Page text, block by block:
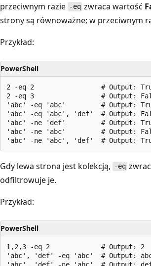
przeciwnym razie -eq zwraca wartość
strony są równoważne; w przeciwnym
Przykład:
PowerShell
2 -eq 2                 # Output:
2 -eq 3                 # Output:
'abc' -eq 'abc'         # Output:
'abc' -eq 'abc', 'def'  # Output:
'abc' -ne 'def'         # Output:
'abc' -ne 'abc'         # Output:
Gdy lewa strona jest kolekcją, -eq
odfiltrowuje je.
Przykład:
PowerShell
1,2,3 -eq 2             # Output: 2
'abc', 'def' -eq 'abc'  # Output: